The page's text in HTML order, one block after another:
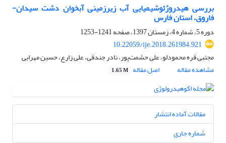
بررسی هیدروژئوشیمیایی آب زیرزمینی آبخوان دشت سیدان-
فاروق، استان فارس
دوره 5، شماره 4، زمستان 1397، صفحه
1241-1253
10.22059/ije.2018.261984.921
مجتبی قره محمودلو، علی حشمت‌پور، نادر جندقی، علی زارع، حسین مهرابی
مشاهده مقاله
اصل مقاله 1.65 M
مقالات آماده انتشار
شماره جاری